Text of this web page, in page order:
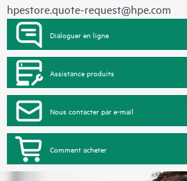
hpestore.quote-request@hpe.com
Dialoguer en ligne
Assistance produits
Nous contacter par e-mail
Comment acheter